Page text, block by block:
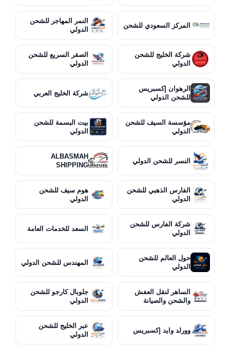
المركز السعودي للشحن
النمر المهاجر للشحن
الدولي
شركة الخليج للشحن
الدولي
الصقر السريع للشحن
الدولي
الرهوان إكسبريس
للشحن الدولي
شركة الخليج العربي
مؤسسة السيف للشحن
الدولي
بيت البسمة للشحن
الدولي
النسر للشحن الدولي
ALBASMAH
SHIPPING
الفارس الذهبي للشحن
الدولي
هوم سيف للشحن
الدولي
شركة الفارس للشحن
الدولي
السعد للخدمات العامة
حول العالم للشحن
الدولي
المهندس للشحن الدولي
الساهر لنقل العفش
والشحن والصيانة
جلوبال كارجو للشحن
الدولي
وورلد وايد إكسبريس
عبر الخليج للشحن
الدولي